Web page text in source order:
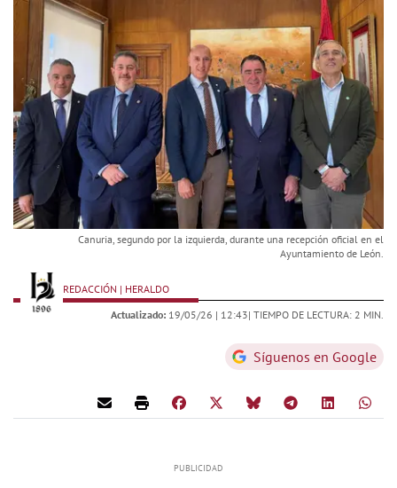
Canuria, segundo por la izquierda, durante una recepción oficial en el
Ayuntamiento de León.
REDACCIÓN | HERALDO
Actualizado: 19/05/26 | 12:43| TIEMPO DE LECTURA: 2 MIN.
Síguenos en Google